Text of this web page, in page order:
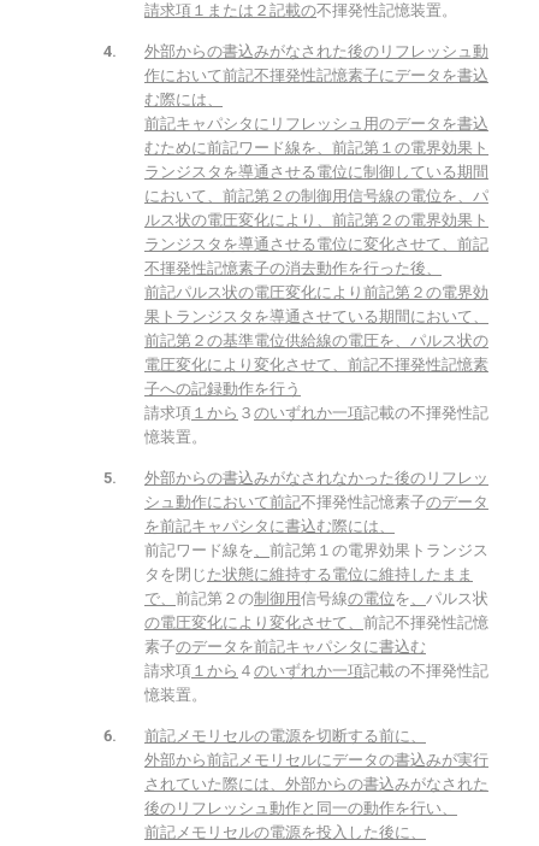
請求項１または２記載の不揮発性記憶装置。
外部からの書込みがなされた後のリフレッシュ動
作において前記不揮発性記憶素子にデータを書込
む際には、
前記キャパシタにリフレッシュ用のデータを書込
むために前記ワード線を、前記第１の電界効果ト
ランジスタを導通させる電位に制御している期間
において、前記第２の制御用信号線の電位を、パ
ルス状の電圧変化により、前記第２の電界効果ト
ランジスタを導通させる電位に変化させて、前記
不揮発性記憶素子の消去動作を行った後、
前記パルス状の電圧変化により前記第２の電界効
果トランジスタを導通させている期間において、
前記第２の基準電位供給線の電圧を、パルス状の
電圧変化により変化させて、前記不揮発性記憶素
子への記録動作を行う
請求項 １から ３ のいずれか一項記載の不揮発性記
憶装置。
外部からの書込みがなされなかった後のリフレッ
シュ動作において前記不揮発性記憶素子のデータ
を前記キャパシタに書込む際には、
前記ワード線を、 前記第１の電界効果トランジス
タを閉じ た状態に維持する電位に維持したまま
で、 前記第２の制御用信号線の電位を、 パルス状
の電圧変化により変化させて、 前記不揮発性記憶
素子のデータを前記キャパシタに書込む
請求項 １から ４ のいずれか一項記載の不揮発性記
憶装置。
前記メモリセルの電源を切断する前に、
外部から前記メモリセルにデータの書込みが実行
されていた際には、外部からの書込みがなされた
後のリフレッシュ動作と同一の動作を行い、
前記メモリセルの電源を投入した後に、